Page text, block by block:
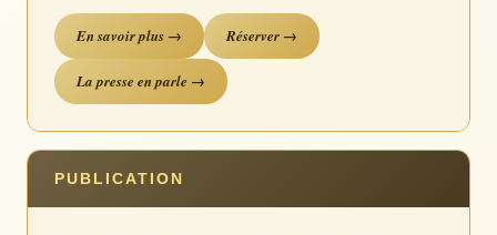
En savoir plus → Réserver →
La presse en parle →
PUBLICATION